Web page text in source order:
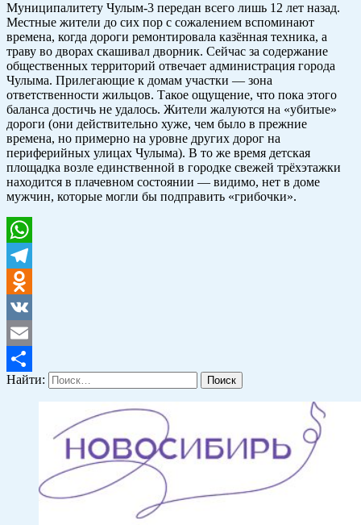
Муниципалитету Чулым-3 передан всего лишь 12 лет назад.
Местные жители до сих пор с сожалением вспоминают
времена, когда дороги ремонтировала казённая техника, а
траву во дворах скашивал дворник. Сейчас за содержание
общественных территорий отвечает администрация города
Чулыма. Прилегающие к домам участки — зона
ответственности жильцов. Такое ощущение, что пока этого
баланса достичь не удалось. Жители жалуются на «убитые»
дороги (они действительно хуже, чем было в прежние
времена, но примерно на уровне других дорог на
периферийных улицах Чулыма). В то же время детская
площадка возле единственной в городке свежей трёхэтажки
находится в плачевном состоянии — видимо, нет в доме
мужчин, которые могли бы подправить «грибочки».
WhatsApp
Telegram
Odnoklassniki
VK
Email
Отправить
Найти: